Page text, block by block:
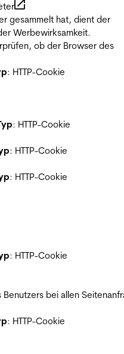
gesammelt hat, dient der
Werbewirksamkeit.
ob der Browser des
: HTTP-Cookie
: HTTP-Cookie
: HTTP-Cookie
: HTTP-Cookie
: HTTP-Cookie
bei allen
: HTTP-Cookie